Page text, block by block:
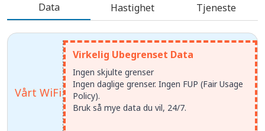
Data Hastighet Tjeneste
Vårt WiFi
Virkelig Ubegrenset Data
Ingen skjulte grenser
Ingen daglige grenser. Ingen FUP (Fair Usage
Policy).
Bruk så mye data du vil, 24/7.